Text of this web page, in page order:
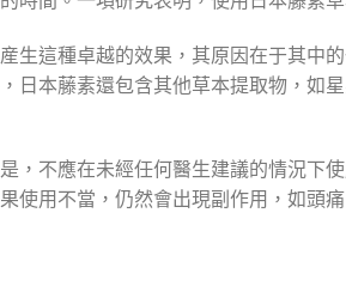
生這種卓越的效果，其原因在于其中
日本藤素還包含其他草本提取物，如
，不應在未經任何醫生建議的情況下
使用不當，仍然會出現副作用，如頭